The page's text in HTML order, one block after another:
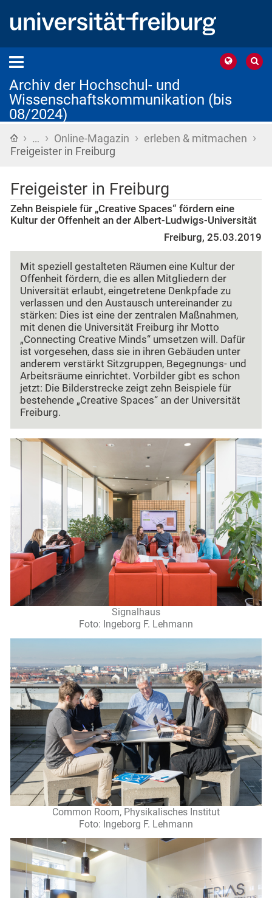
Archiv der Hochschul- und
Wissenschaftskommunikation (bis
08/2024)
Startseite
› … › Online-Magazin › erleben & mitmachen ›
Freigeister in Freiburg
Freigeister in Freiburg
Zehn Beispiele für „Creative Spaces“ fördern eine
Kultur der Offenheit an der Albert-Ludwigs-Universität
Freiburg, 25.03.2019
Mit speziell gestalteten Räumen eine Kultur der
Offenheit fördern, die es allen Mitgliedern der
Universität erlaubt, eingetretene Denkpfade zu
verlassen und den Austausch untereinander zu
stärken: Dies ist eine der zentralen Maßnahmen,
mit denen die Universität Freiburg ihr Motto
„Connecting Creative Minds“ umsetzen will. Dafür
ist vorgesehen, dass sie in ihren Gebäuden unter
anderem verstärkt Sitzgruppen, Begegnungs- und
Arbeitsräume einrichtet. Vorbilder gibt es schon
jetzt: Die Bilderstrecke zeigt zehn Beispiele für
bestehende „Creative Spaces“ an der Universität
Freiburg.
Signalhaus
Foto: Ingeborg F. Lehmann
Common Room, Physikalisches Institut
Foto: Ingeborg F. Lehmann